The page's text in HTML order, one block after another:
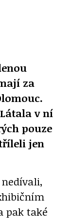
za
v ní
pouze
jen
pak také